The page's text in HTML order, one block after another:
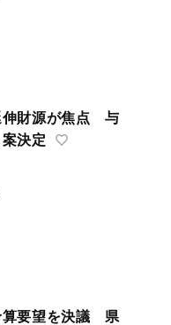
財源が焦点 与
決定
算要望を決議 県